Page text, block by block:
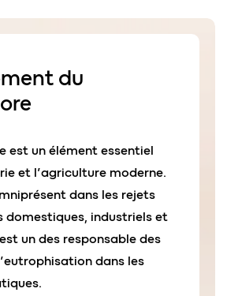
du
est un élément essentiel
et l’agriculture moderne.
dans les rejets
domestiques, industriels et
un des responsable des
dans les